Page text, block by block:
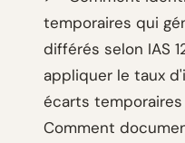
temporaires qui
différés selon IAS
appliquer le taux
écarts temporaires
Comment